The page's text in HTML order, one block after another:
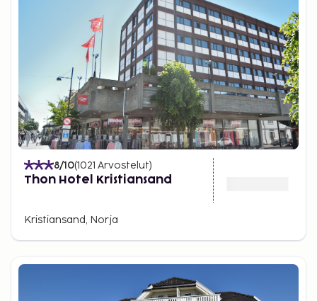
8/10(1021 Arvostelut)
Thon Hotel Kristiansand
Kristiansand, Norja